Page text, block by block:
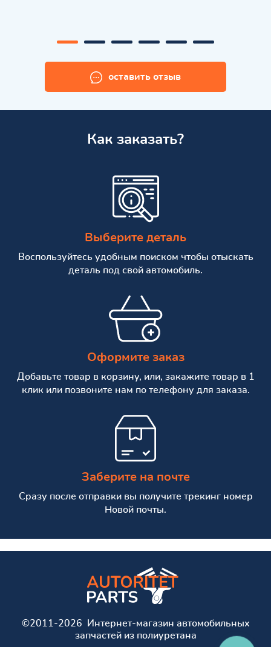
оставить отзыв
Как заказать?
Выберите деталь
Воспользуйтесь удобным поиском чтобы отыскать
деталь под свой автомобиль.
Оформите заказ
Добавьте товар в корзину, или, закажите товар в 1
клик или позвоните нам по телефону для заказа.
Заберите на почте
Сразу после отправки вы получите трекинг номер
Новой почты.
©2011-2026 Интернет-магазин автомобильных
запчастей из полиуретана